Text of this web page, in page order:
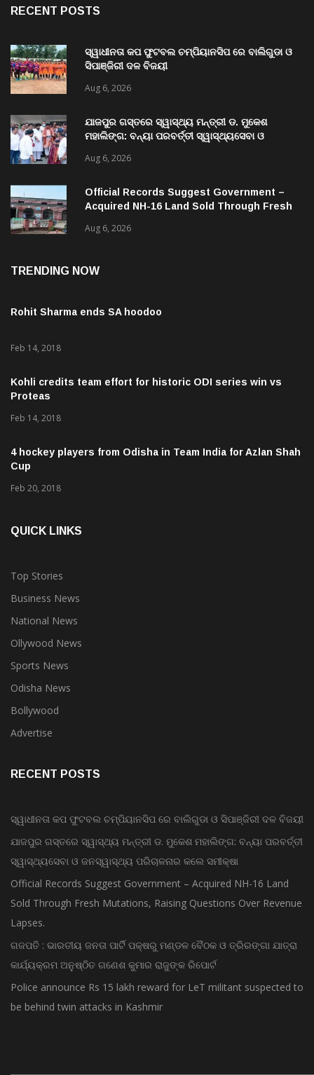
RECENT POSTS
ସ୍ୱାଧୀନତା କପ ଫୁଟବଲ ଚମ୍ପିୟାନସିପ ରେ ବାଲିଗୁଡା ଓ
ସିପାଞ୍ଜିରୀ ଦଳ ବିଜୟୀ
Aug 6, 2026
ଯାଜପୁର ଗସ୍ତରେ ସ୍ୱାସ୍ଥ୍ୟ ମନ୍ତ୍ରୀ ଡ. ମୁକେଶ
ମହାଲିଙ୍ଗ: ବନ୍ୟା ପରବର୍ତ୍ତୀ ସ୍ୱାସ୍ଥ୍ୟସେବା ଓ
Aug 6, 2026
Official Records Suggest Government –
Acquired NH-16 Land Sold Through Fresh
Revenue Lapses.
Aug 6, 2026
TRENDING NOW
Rohit Sharma ends SA hoodoo
Feb 14, 2018
Kohli credits team effort for historic ODI series win vs
Proteas
Feb 14, 2018
4 hockey players from Odisha in Team India for Azlan Shah
Cup
Feb 20, 2018
QUICK LINKS
Top Stories
Business News
National News
Ollywood News
Sports News
Odisha News
Bollywood
Advertise
RECENT POSTS
ସ୍ୱାଧୀନତା କପ ଫୁଟବଲ ଚମ୍ପିୟାନସିପ ରେ ବାଲିଗୁଡା ଓ ସିପାଞ୍ଜିରୀ ଦଳ ବିଜୟୀ
ଯାଜପୁର ଗସ୍ତରେ ସ୍ୱାସ୍ଥ୍ୟ ମନ୍ତ୍ରୀ ଡ. ମୁକେଶ ମହାଲିଙ୍ଗ: ବନ୍ୟା ପରବର୍ତ୍ତୀ
ସ୍ୱାସ୍ଥ୍ୟସେବା ଓ ଜନସ୍ୱାସ୍ଥ୍ୟ ପରିଚାଳନାର କଲେ ସମୀକ୍ଷା
Official Records Suggest Government – Acquired NH-16 Land
Sold Through Fresh Mutations, Raising Questions Over Revenue
Lapses.
ଗଜପତି : ଭାରତୀୟ ଜନତା ପାର୍ଟି ପକ୍ଷରୁ ମଣ୍ଡଳ ବୈଠକ ଓ ତ୍ରିରଙ୍ଗା ଯାତ୍ରା
କାର୍ଯ୍ୟକ୍ରମ ଅନୁଷ୍ଠିତ ଗଣେଶ କୁମାର ରାଜୁଙ୍କ ରିପୋର୍ଟ
Police announce Rs 15 lakh reward for LeT militant suspected to
be behind twin attacks in Kashmir